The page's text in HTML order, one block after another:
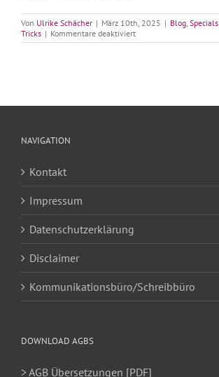
Von Ulrike Schächer | März 10th, 2025 | Blog Specials
Tricks | Kommentare deaktiviertfür
Die
NAVIGATION
Kontakt
Impressum
Datenschutzerklärung
Disclaimer
Kommunikationsbüro/Schreibbüro
DOWNLOAD AGBS
> AGB Übersetzungen [PDF]